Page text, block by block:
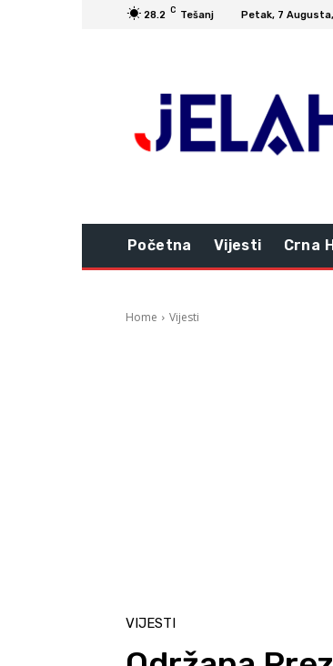
28.2 C Tešanj Petak, 7
Početna Vijesti Crna
Home Vijesti
VIJESTI